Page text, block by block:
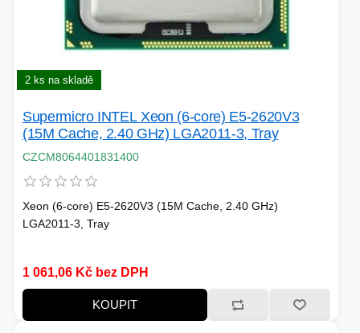
2 ks na skladě
Supermicro INTEL Xeon (6-core) E5-2620V3
(15M Cache, 2.40 GHz) LGA2011-3, Tray
CZCM8064401831400
Xeon (6-core) E5-2620V3 (15M Cache, 2.40 GHz)
LGA2011-3, Tray
1 061,06 Kč bez DPH
KOUPIT